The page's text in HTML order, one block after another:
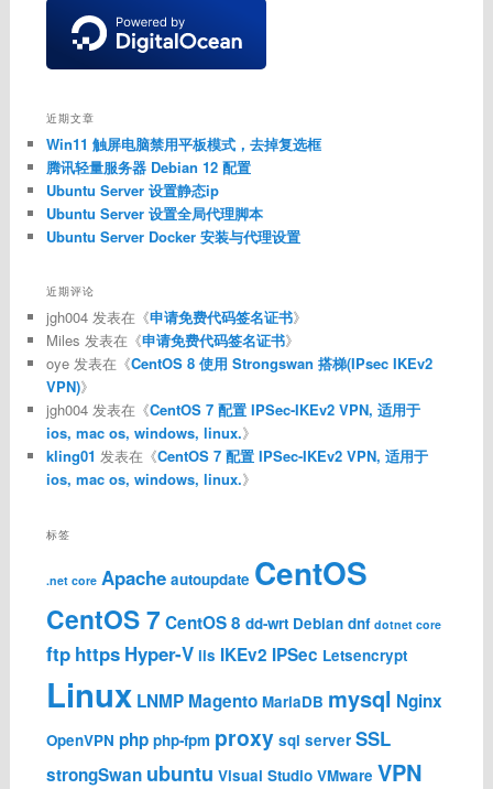
近期文章
Win11 触屏电脑禁用平板模式，去掉复选框
腾讯轻量服务器 Debian 12 配置
Ubuntu Server 设置静态ip
Ubuntu Server 设置全局代理脚本
Ubuntu Server Docker 安装与代理设置
近期评论
jgh004发表在《申请免费代码签名证书》
Miles 发表在《申请免费代码签名证书》
oye发表在《CentOS 8 使用 Strongswan 搭梯(IPsec IKEv2
VPN)》
jgh004发表在《CentOS 7 配置 IPSec-IKEv2 VPN, 适用于
ios, mac os, windows, linux.》
kling01 发表在《CentOS 7 配置 IPSec-IKEv2 VPN, 适用于
ios, mac os, windows, linux.》
标签
.net core Apache autoupdate CentOS
CentOS 7 CentOS 8 dd-wrt Debian dnf dotnet core
ftp https Hyper-V iis IKEv2 IPSec Letsencrypt
Linux LNMP Magento MariaDB mysql Nginx
OpenVPN php php-fpm proxy sql server SSL
strongSwan ubuntu Visual Studio VMware VPN